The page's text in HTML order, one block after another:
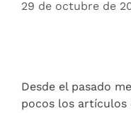
29 de octubre de
Desde el pasado
pocos los artículos